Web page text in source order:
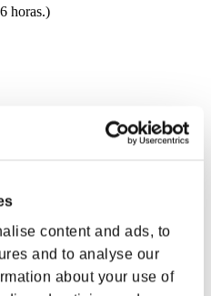
content and ads, to
and to analyse our
about your use of
horas.)